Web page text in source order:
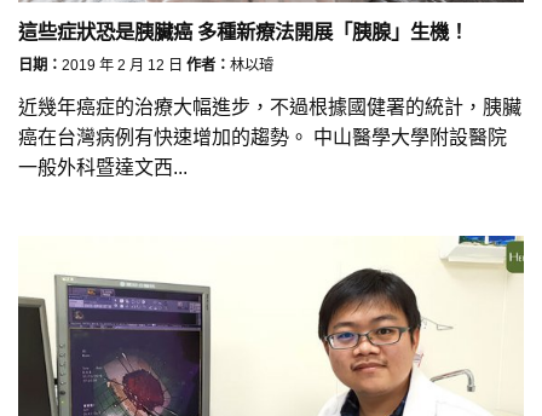
這些症狀恐是胰臟癌 多種新療法開展「胰腺」生機！
日期： 2019 年 2 月 12 日 作者： 林以璿
近幾年癌症的治療大幅進步，不過根據國健署的統計，胰臟
癌在台灣病例有快速增加的趨勢。 中山醫學大學附設醫院
一般外科暨達文西...